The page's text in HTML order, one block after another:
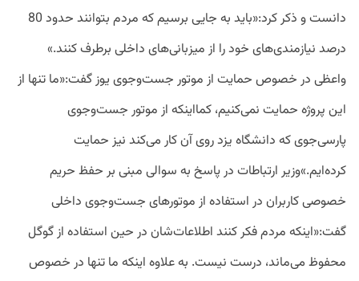
دانست و ذکر کرد:«باید به جایی برسیم که مردم بتوانند حدود 80
درصد نیازمندی‌های خود را از میزبانی‌های داخلی برطرف کنند.»
واعظی در خصوص حمایت از موتور جست‌وجوی یوز گفت:«ما تنها از
این پروژه حمایت نمی‌کنیم، کمااینکه از موتور جست‌وجوی
پارسی‌جوی که دانشگاه یزد روی آن کار می‌کند نیز حمایت
کرده‌ایم.»وزیر ارتباطات در پاسخ به سوالی مبنی بر حفظ حریم
خصوصی کاربران در استفاده از موتورهای جست‌وجوی داخلی
گفت:«اینکه مردم فکر کنند اطلاعات‌شان در حین استفاده از گوگل
محفوظ می‌ماند، درست نیست. به علاوه اینکه ما تنها در خصوص